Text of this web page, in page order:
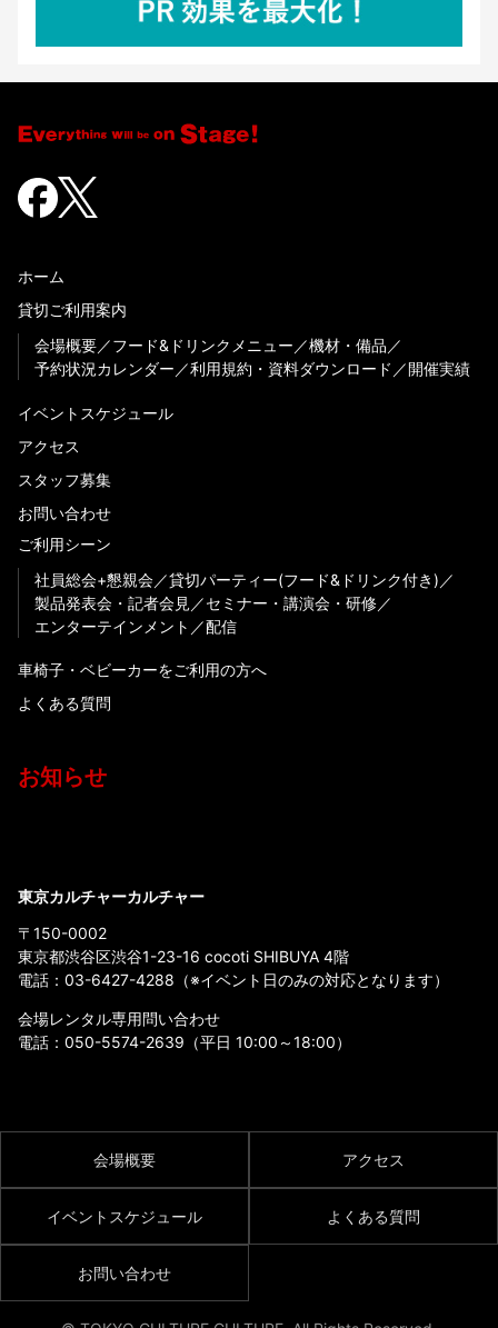
ホーム
貸切ご利用案内
会場概要
フード&ドリンクメニュー
機材・備品
予約状況カレンダー
利用規約・資料ダウンロード 開催実績
イベントスケジュール
アクセス
スタッフ募集
お問い合わせ
ご利用シーン
社員総会+懇親会
貸切パーティー(フード&ドリンク付き)
製品発表会・記者会見
セミナー・講演会・研修
エンターテインメント
配信
車椅子・ベビーカーをご利用の方へ
よくある質問
お知らせ
東京カルチャーカルチャー
〒150-0002
東京都渋谷区渋谷1-23-16 cocoti SHIBUYA 4階
電話： 03-6427-4288 （※イベント日のみの対応となります）
会場レンタル専用問い合わせ
電話： 050-5574-2639 （平日 10:00～18:00）
会場概要 アクセス
イベントスケジュール よくある質問
お問い合わせ